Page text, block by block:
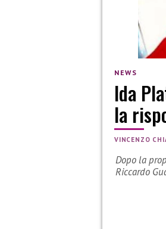
NEWS
Ida
la
VINCENZO
Dopo la
Riccardo